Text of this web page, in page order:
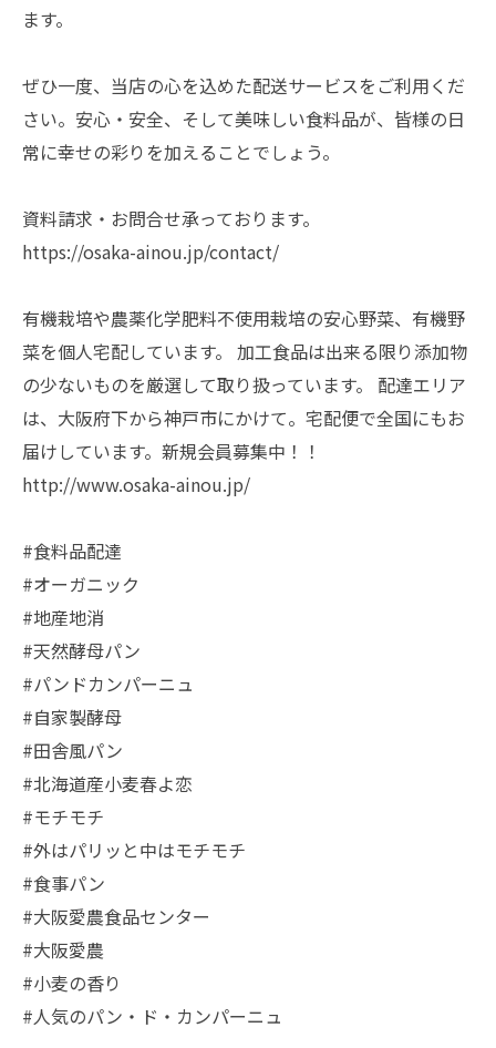
ます。
ぜひ一度、当店の心を込めた配送サービスをご利用くだ
さい。安心・安全、そして美味しい食料品が、皆様の日
常に幸せの彩りを加えることでしょう。
資料請求・お問合せ承っております。
https://osaka-ainou.jp/contact/
有機栽培や農薬化学肥料不使用栽培の安心野菜、有機野
菜を個人宅配しています。 加工食品は出来る限り添加物
の少ないものを厳選して取り扱っています。 配達エリア
は、大阪府下から神戸市にかけて。宅配便で全国にもお
届けしています。新規会員募集中！！
http://www.osaka-ainou.jp/
#食料品配達
#オーガニック
#地産地消
#天然酵母パン
#パンドカンパーニュ
#自家製酵母
#田舎風パン
#北海道産小麦春よ恋
#モチモチ
#外はパリッと中はモチモチ
#食事パン
#大阪愛農食品センター
#大阪愛農
#小麦の香り
#人気のパン・ド・カンパーニュ